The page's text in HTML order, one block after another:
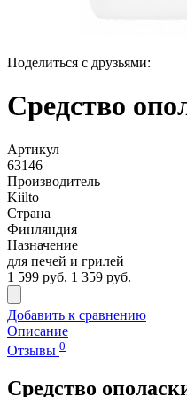
Поделиться с друзьями:
Средство
Артикул
63146
Производитель
Kiilto
Страна
Финляндия
Назначение
для печей и грилей
1 599 руб. 1 359 руб.
Добавить к сравнению
Описание
Отзывы 0
Средство